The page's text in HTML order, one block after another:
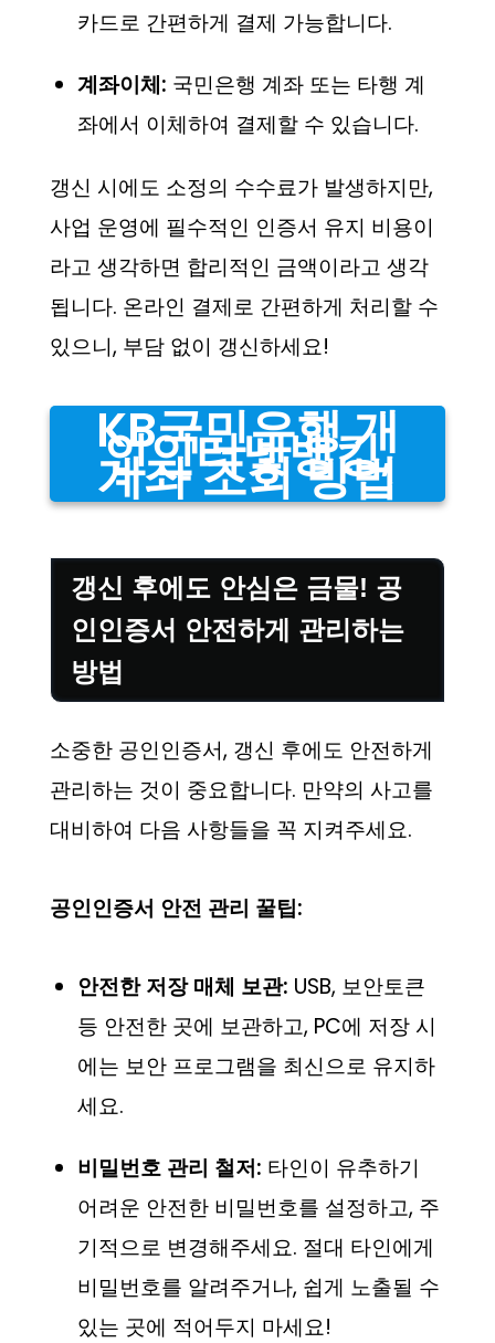
카드로 간편하게 결제 가능합니다.
계좌이체: 국민은행 계좌 또는 타행 계
좌에서 이체하여 결제할 수 있습니다.
갱신 시에도 소정의 수수료가 발생하지만,
사업 운영에 필수적인 인증서 유지 비용이
라고 생각하면 합리적인 금액이라고 생각
됩니다. 온라인 결제로 간편하게 처리할 수
있으니, 부담 없이 갱신하세요!
KB국민은행 개
인인터넷뱅킹,
계좌 조회 방법
갱신 후에도 안심은 금물! 공
인인증서 안전하게 관리하는
방법
소중한 공인인증서, 갱신 후에도 안전하게
관리하는 것이 중요합니다. 만약의 사고를
대비하여 다음 사항들을 꼭 지켜주세요.
공인인증서 안전 관리 꿀팁:
안전한 저장 매체 보관: USB, 보안토큰
등 안전한 곳에 보관하고, PC에 저장 시
에는 보안 프로그램을 최신으로 유지하
세요.
비밀번호 관리 철저: 타인이 유추하기
어려운 안전한 비밀번호를 설정하고, 주
기적으로 변경해주세요. 절대 타인에게
비밀번호를 알려주거나, 쉽게 노출될 수
있는 곳에 적어두지 마세요!